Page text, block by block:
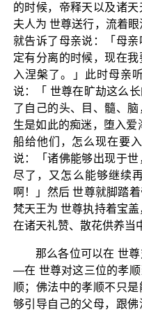
的时候，帝释天以及诸
夫人为 世尊送行，流着
就告诉了母亲说：「母
定有分离的时候，现在
入涅槃了。」此时母亲
说：「 世尊在旷劫这么
了自己的头、目、髓、
生是如此的痴迷，堕入
船给他们，怎么现在要
说：「诸佛能够出现于
尽了，又怎么能够继续
啊！」然后 世尊就脚踏
梵天王为 世尊执持着宝盖
在诸天礼赞、散花供养当
那么各位可以在 世
—在 世尊对这三位的孝
顺；佛法中的孝顺不只
够引导自己的父母，跟